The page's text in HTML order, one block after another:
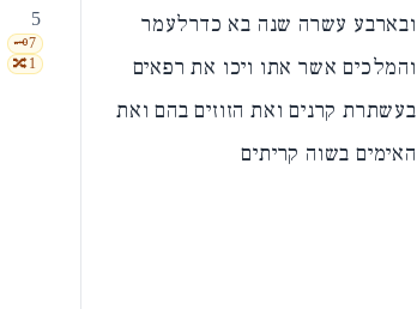
5
🗝️7
🔀1
ובארבע עשרה שנה בא כדרלעמר
והמלכים אשר אתו ויכו את רפאים
בעשתרת קרנים ואת הזוזים בהם ואת
האימים בשוה קריתים